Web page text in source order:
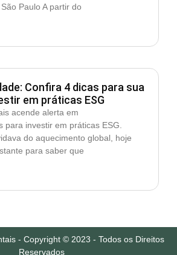
Paulo A partir do
Confira 4 dicas para sua
em práticas ESG
acende alerta em
para investir em práticas ESG.
do aquecimento global, hoje
para saber que
- Copyright © 2023 - Todos os Direitos
Reservados